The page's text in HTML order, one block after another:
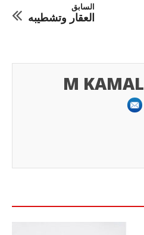
السابق
العقار وتشطيبه
M KAMAL